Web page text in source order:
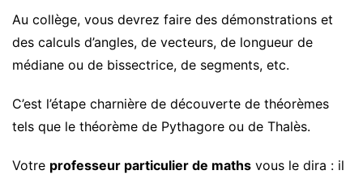
Au collège, vous devrez faire des démonstrations et
des calculs d’angles, de vecteurs, de longueur de
médiane ou de bissectrice, de segments, etc.
C’est l’étape charnière de découverte de théorèmes
tels que le théorème de Pythagore ou de Thalès.
Votre professeur particulier de maths vous le dira : il